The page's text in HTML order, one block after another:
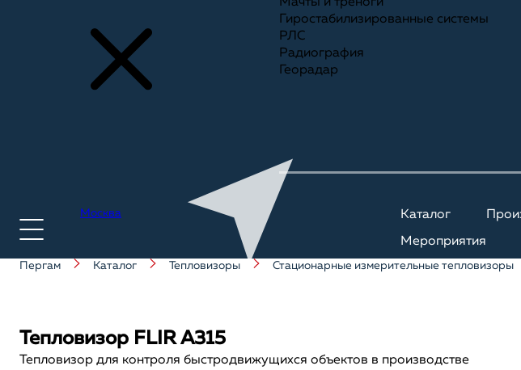
Москва Каталог
Мероприятия
Гиростабилизированные системы
РЛС
Радиография
Георадар
Пергам Каталог Тепловизоры Стационарные измерительные тепловизоры
Тепловизор FLIR A315
Тепловизор для контроля быстродвижущихся объектов в производстве